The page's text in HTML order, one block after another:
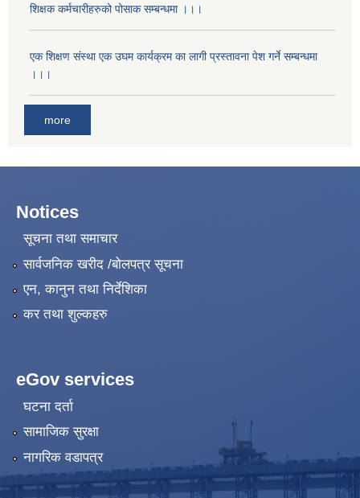
शिक्षक कर्मचारीहरुको पोसाक सम्बन्धमा ।।।
एक शिक्षण संस्था एक उघम कार्यक्रम का लागी प्रस्तावना पेश गर्ने सम्बन्धमा
।।।
more
Notices
सूचना तथा समाचार
सार्वजनिक खरीद /बोलपत्र सूचना
एन, कानुन तथा निर्देशिका
कर तथा शुल्कहरु
eGov services
घटना दर्ता
सामाजिक सुरक्षा
नागरिक वडापत्र